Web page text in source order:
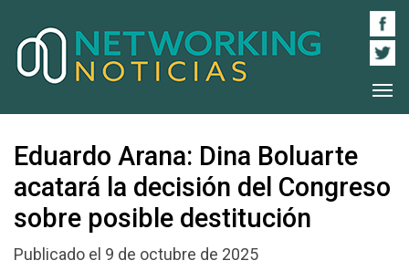
Eduardo Arana: Dina Boluarte
acatará la decisión del Congreso
sobre posible destitución
Publicado el 9 de octubre de 2025